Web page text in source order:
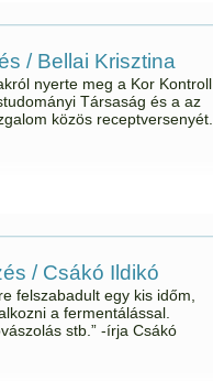
/ Bellai Krisztina
nyerte meg a Kor Kontroll
Társaság és a az
közös receptversenyét.
/ Csákó Ildikó
felszabadult egy kis időm,
a fermentálással.
stb.” -írja Csákó